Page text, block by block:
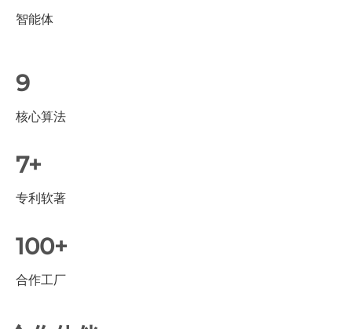
智能体
9
核心算法
7+
专利软著
100+
合作工厂